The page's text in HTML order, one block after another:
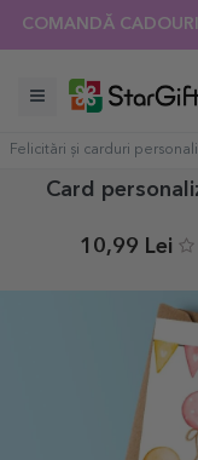
COMANDĂ
Felicitări și carduri
Card
10,99 Lei